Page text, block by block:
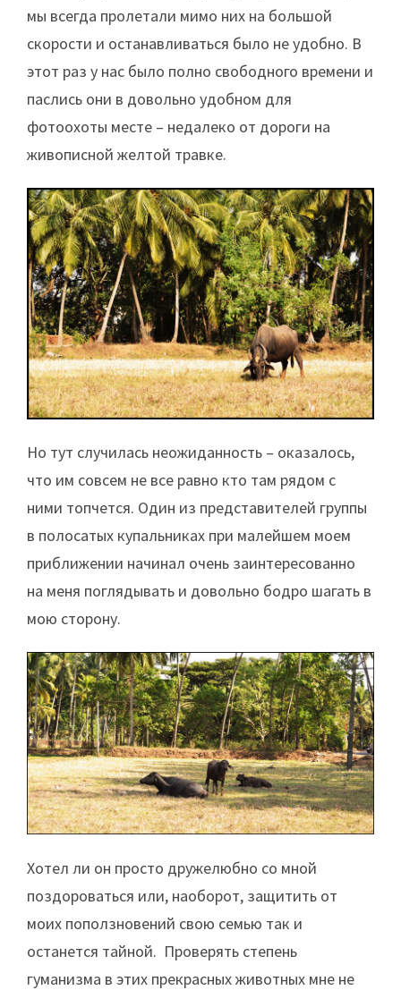
мы всегда пролетали мимо них на большой
скорости и останавливаться было не удобно. В
этот раз у нас было полно свободного времени и
паслись они в довольно удобном для
фотоохоты месте – недалеко от дороги на
живописной желтой травке.
Но тут случилась неожиданность – оказалось,
что им совсем не все равно кто там рядом с
ними топчется. Один из представителей группы
в полосатых купальниках при малейшем моем
приближении начинал очень заинтересованно
на меня поглядывать и довольно бодро шагать в
мою сторону.
Хотел ли он просто дружелюбно со мной
поздороваться или, наоборот, защитить от
моих поползновений свою семью так и
останется тайной. Проверять степень
гуманизма в этих прекрасных животных мне не